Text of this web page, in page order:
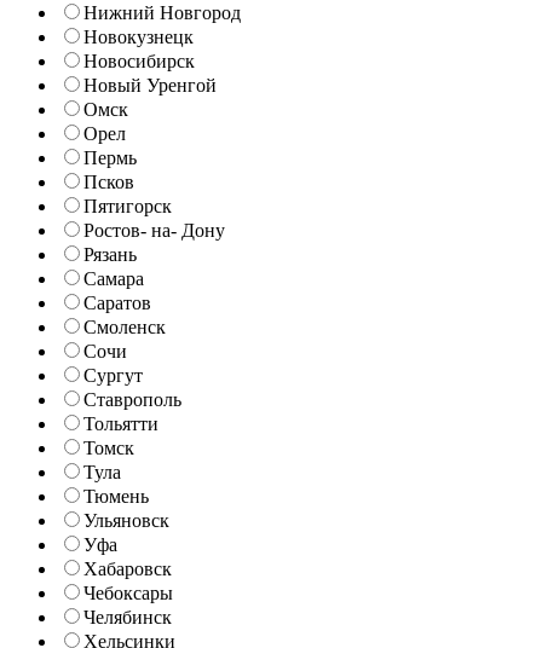
Нижний Новгород
Новокузнецк
Новосибирск
Новый Уренгой
Омск
Орел
Пермь
Псков
Пятигорск
Ростов- на- Дону
Рязань
Самара
Саратов
Смоленск
Сочи
Сургут
Ставрополь
Тольятти
Томск
Тула
Тюмень
Ульяновск
Уфа
Хабаровск
Чебоксары
Челябинск
Хельсинки